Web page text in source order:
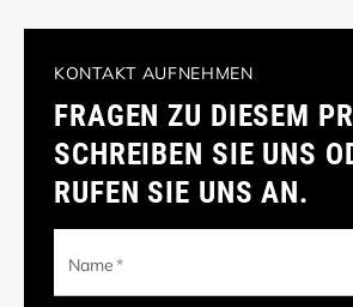
KONTAKT AUFNEHMEN
FRAGEN ZU DIESEM
SCHREIBEN SIE UNS
RUFEN SIE UNS AN.
Name*